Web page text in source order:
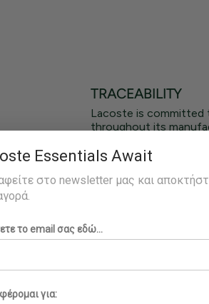
TRACEABILITY
Lacoste is
throughout its
Essentials Await
στο newsletter μας και
το email σας εδώ...
για: